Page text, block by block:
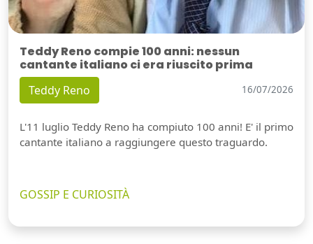
Teddy Reno compie 100 anni: nessun
cantante italiano ci era riuscito prima
Teddy Reno 16/07/2026
L'11 luglio Teddy Reno ha compiuto 100 anni! E' il primo
cantante italiano a raggiungere questo traguardo.
GOSSIP E CURIOSITÀ